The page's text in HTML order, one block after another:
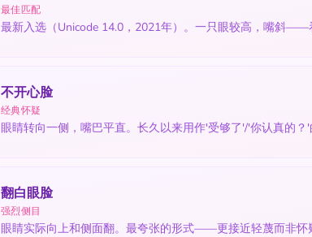
最佳匹配
最新入选（Unicode 14.0，2021年）。一只眼较高，嘴斜——
不开心脸
经典怀疑
眼睛转向一侧，嘴巴平直。长久以来用作'受够了'/'你认真的？'
翻白眼脸
强烈侧目
眼睛实际向上和侧面翻。最夸张的形式——更接近轻蔑而非怀